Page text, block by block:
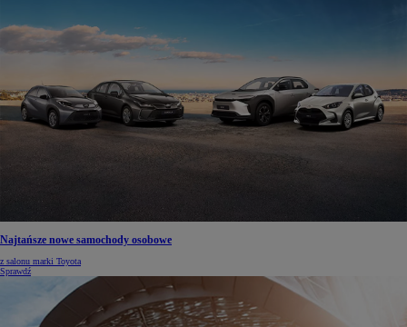
Najtańsze nowe samochody osobowe
z salonu marki Toyota
Sprawdź